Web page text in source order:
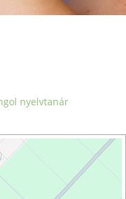
nyelvtanár